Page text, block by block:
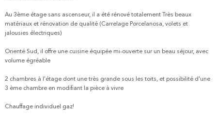
Au 3ème étage sans ascenseur, il a été rénové totalement Très beaux
matériaux et rénovation de qualité (Carrelage Porcelanosa, volets et
jalousies électriques)
Orienté Sud, il offre une cuisine équipée mi-ouverte sur un beau séjour, avec
volume égréable
2 chambres à l'étage dont une très grande sous les toits, et possibilité d'une
3 ème chambre en modifiant la pièce à vivre
Chauffage individuel gaz!